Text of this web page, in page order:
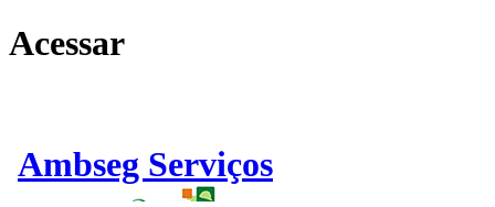
Acessar
Ambseg Serviços